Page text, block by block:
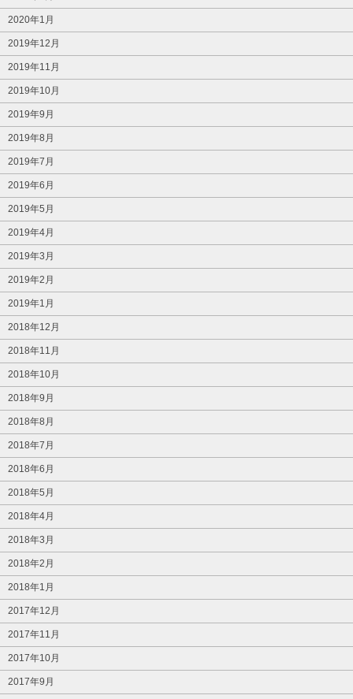
2020年1月
2019年12月
2019年11月
2019年10月
2019年9月
2019年8月
2019年7月
2019年6月
2019年5月
2019年4月
2019年3月
2019年2月
2019年1月
2018年12月
2018年11月
2018年10月
2018年9月
2018年8月
2018年7月
2018年6月
2018年5月
2018年4月
2018年3月
2018年2月
2018年1月
2017年12月
2017年11月
2017年10月
2017年9月